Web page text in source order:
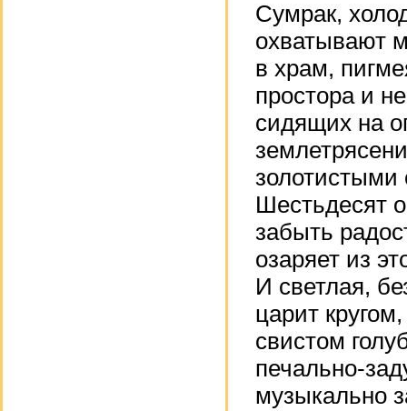
Сумрак,
охватывают
в храм,
простора и
сидящих на
золотистыми
Шестьдесят
забыть
озаряет из
И светлая,
царит
свистом
печально-
музыкально